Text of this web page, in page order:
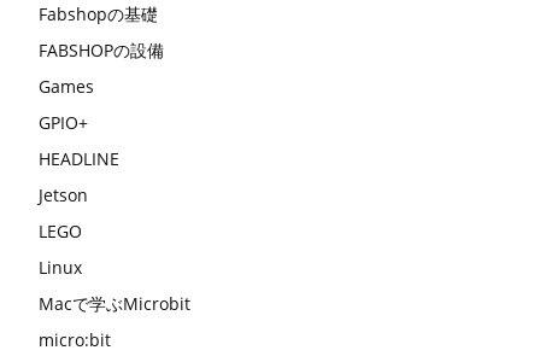
Fabshopの基礎
FABSHOPの設備
Games
GPIO+
HEADLINE
Jetson
LEGO
Linux
Macで学ぶMicrobit
micro:bit